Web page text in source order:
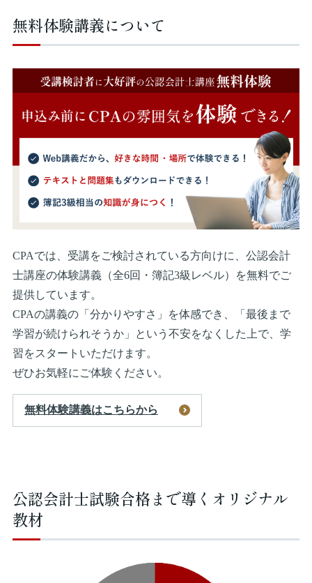
無料体験講義について
CPAでは、受講をご検討されている方向けに、公認会計
士講座の体験講義（全6回・簿記3級レベル）を無料でご
提供しています。
CPAの講義の「分かりやすさ」を体感でき、「最後まで
学習が続けられそうか」という不安をなくした上で、学
習をスタートいただけます。
ぜひお気軽にご体験ください。
無料体験講義はこちらから
公認会計士試験合格まで導くオリジナル
教材